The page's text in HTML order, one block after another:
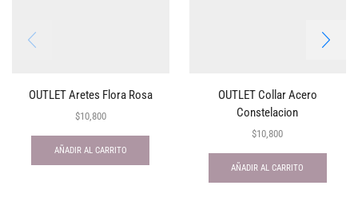
OUTLET Aretes Flora Rosa
$10,800
AÑADIR AL CARRITO
OUTLET Collar Acero
Constelacion
$10,800
AÑADIR AL CARRITO